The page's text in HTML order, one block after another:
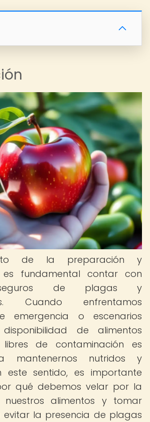
de la preparación y
es fundamental contar con
de plagas y
Cuando enfrentamos
emergencia o escenarios
de alimentos
de contaminación es
mantenernos nutridos y
este sentido, es importante
qué debemos velar por la
alimentos y tomar
la presencia de plagas